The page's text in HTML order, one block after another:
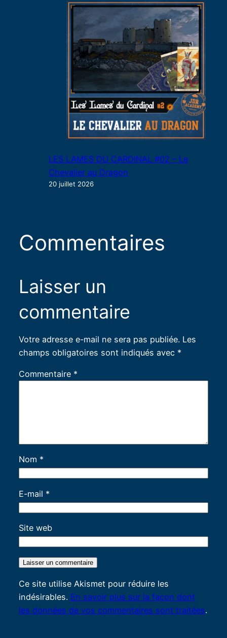
LES LAMES DU CARDINAL #02 – Le
Chevalier au Dragon
20 juillet 2026
Commentaires
Laisser un
commentaire
Votre adresse e-mail ne sera pas publiée. Les
champs obligatoires sont indiqués avec *
Commentaire *
Nom *
E-mail *
Site web
Ce site utilise Akismet pour réduire les
indésirables. En savoir plus sur la façon dont
les données de vos commentaires sont traitées.